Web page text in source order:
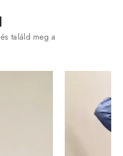
találd meg a